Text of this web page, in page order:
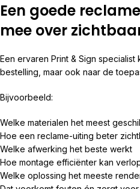
Een goede
mee over
Een ervaren Print & Sign specialist
bestelling, maar ook naar de
Bijvoorbeeld:
Welke materialen het meest
Hoe een reclame-uiting beter
Welke afwerking het beste werkt
Hoe montage efficiënter kan
Welke oplossing het meeste